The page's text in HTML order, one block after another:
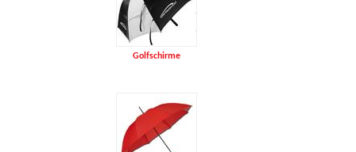
Golfschirme